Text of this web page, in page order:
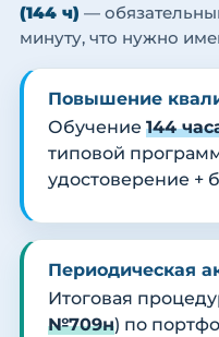
(144 ч) —
минуту, что нужно
Повышение
Обучение 144
типовой
удостоверение +
Периодическая
Итоговая
№709н) по